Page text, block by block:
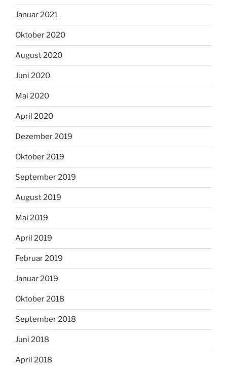
Januar 2021
Oktober 2020
August 2020
Juni 2020
Mai 2020
April 2020
Dezember 2019
Oktober 2019
September 2019
August 2019
Mai 2019
April 2019
Februar 2019
Januar 2019
Oktober 2018
September 2018
Juni 2018
April 2018